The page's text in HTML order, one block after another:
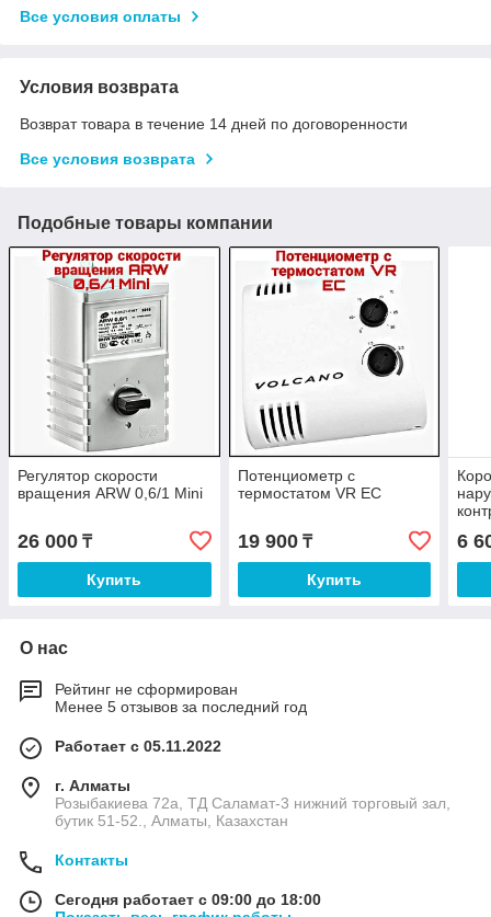
Все условия оплаты
Условия возврата
Возврат товара в течение 14 дней по договоренности
Все условия возврата
Подобные товары компании
Регулятор скорости
вращения ARW 0,6/1 Mini
26 000 ₸
Купить
Потенциометр с
термостатом VR EC
19 900₸
Купить
6
О нас
Рейтинг не сформирован
Менее 5 отзывов за последний год
Работает с 05.11.2022
г. Алматы
Розыбакиева 72а, ТД Саламат-3 нижний торговый зал,
бутик 51-52., Алматы, Казахстан
Контакты
Сегодня работает с 09:00 до 18:00